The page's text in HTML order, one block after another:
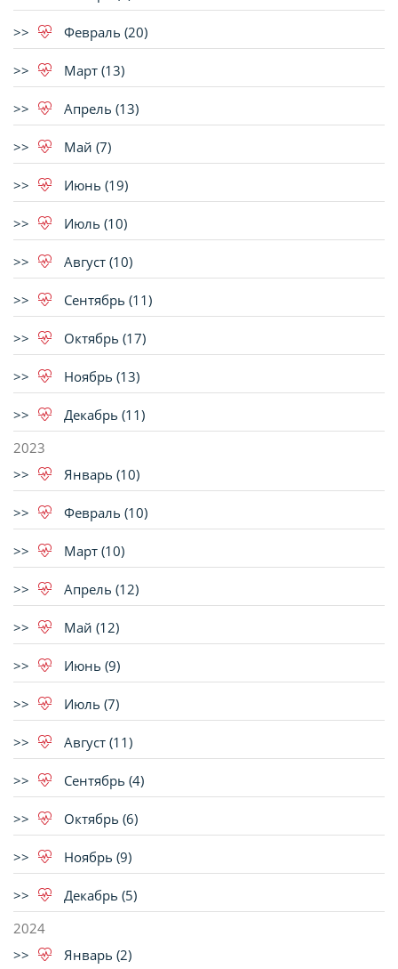
Февраль (20)
Март (13)
Апрель (13)
Май (7)
Июнь (19)
Июль (10)
Август (10)
Сентябрь (11)
Октябрь (17)
Ноябрь (13)
Декабрь (11)
2023
Январь (10)
Февраль (10)
Март (10)
Апрель (12)
Май (12)
Июнь (9)
Июль (7)
Август (11)
Сентябрь (4)
Октябрь (6)
Ноябрь (9)
Декабрь (5)
2024
Январь (2)